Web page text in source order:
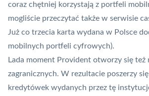
coraz chętniej korzystają z portfeli
mogliście przeczytać także w serwisie
Już co trzecia karta wydana w Polsce
mobilnych portfeli cyfrowych).
Lada moment Provident otworzy się też
zagranicznych. W rezultacie poszerzy się
kredytówek wydanych przez tę